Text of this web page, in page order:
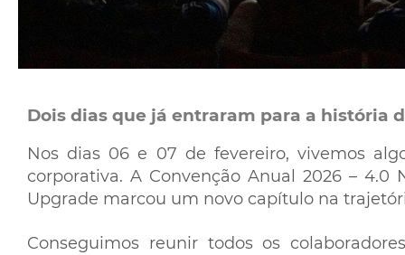
Dois dias que já entraram para a história
Nos dias 06 e 07 de fevereiro, vivemos
corporativa. A Convenção Anual 2026 – 4.0
Upgrade marcou um novo capítulo na
Conseguimos reunir todos os